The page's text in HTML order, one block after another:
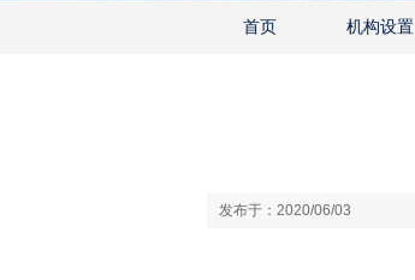
首页 机构设置
发布于：2020/06/03